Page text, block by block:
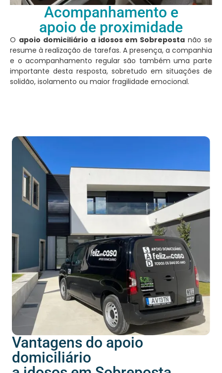
Acompanhamento e
apoio de proximidade
O apoio domiciliário a idosos em Sobreposta não se
resume à realização de tarefas. A presença, a companhia
e o acompanhamento regular são também uma parte
importante desta resposta, sobretudo em situações de
solidão, isolamento ou maior fragilidade emocional.
Vantagens do apoio
domiciliário